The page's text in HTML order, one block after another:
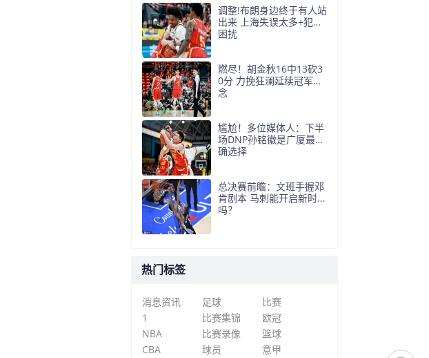
调整!布朗身边终于有人站
出来 上海失误太多+犯规
困扰
燃尽！胡金秋16中13砍3
0分 力挽狂澜延续冠军悬
念
尴尬！多位媒体人：下半
场DNP孙铭徽是广厦最正
确选择
总决赛前瞻：文班手握邓
肯剧本 马刺能开启新时代
吗？
热门标签
消息资讯 足球
比赛
1
比赛集锦
欧冠
NBA
比赛录像
篮球
CBA
球员 意甲